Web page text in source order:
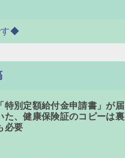
す◆
「特別定額給付金申請書」が届
た、健康保険証のコピーは裏
必要